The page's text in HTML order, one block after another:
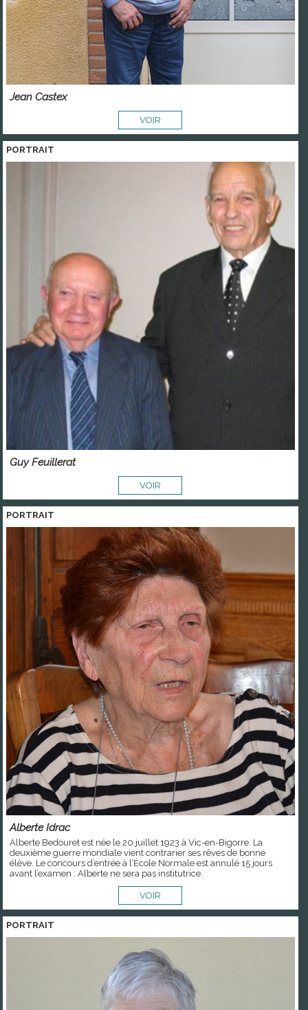
Jean Castex
VOIR
PORTRAIT
Guy Feuillerat
VOIR
PORTRAIT
Alberte Idrac
Alberte Bedouret est née le 20 juillet 1923 à Vic-en-Bigorre. La
deuxième guerre mondiale vient contrarier ses rêves de bonne
élève. Le concours d’entrée à l’École Normale est annulé 15 jours
avant l’examen : Alberte ne sera pas institutrice.
VOIR
PORTRAIT